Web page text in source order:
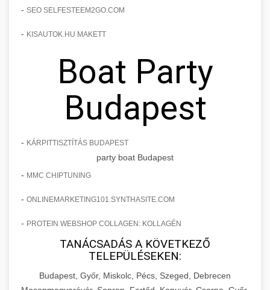
- SEO SELFESTEEM2GO.COM
- KISAUTOK.HU MAKETT
Boat Party
Budapest
- KÁRPITTISZTÍTÁS BUDAPEST
party boat Budapest
- MMC CHIPTUNING
- ONLINEMARKETING101.SYNTHASITE.COM
- PROTEIN WEBSHOP COLLAGEN: KOLLAGÉN
TANÁCSADÁS A KÖVETKEZŐ
TELEPÜLÉSEKEN:
Budapest, Győr, Miskolc, Pécs, Szeged, Debrecen